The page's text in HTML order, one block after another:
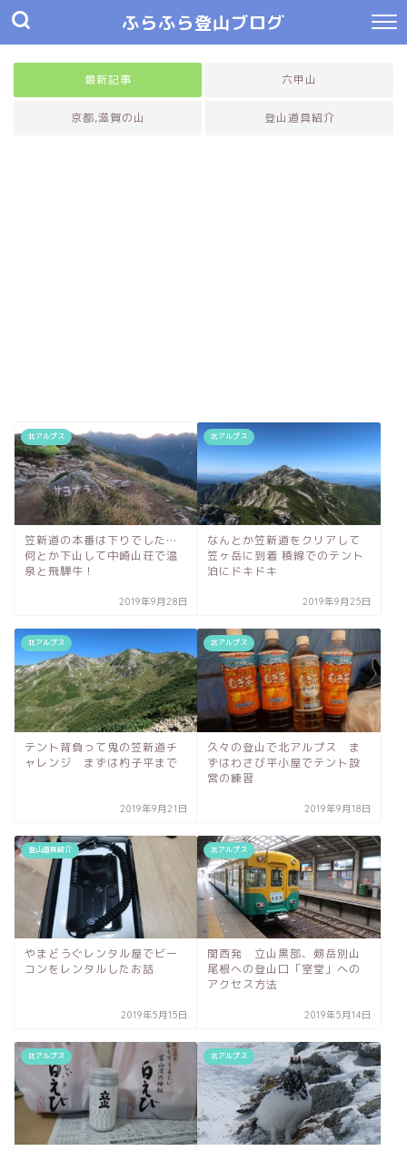
ふらふら登山ブログ
最新記事 六甲山
京都,滋賀の山 登山道具紹介
北アルプス
笠新道の本番は下りでした…
何とか下山して中崎山荘で温
泉と飛騨牛！
2019年9月28日
北アルプス
なんとか笠新道をクリアして
笠ヶ岳に到着 稜線でのテント
泊にドキドキ
2019年9月25日
北アルプス
テント背負って鬼の笠新道チ
ャレンジ まずは杓子平まで
2019年9月21日
北アルプス
久々の登山で北アルプス ま
ずはわさび平小屋でテント設
営の練習
2019年9月18日
登山道具紹介
やまどうぐレンタル屋でビー
コンをレンタルしたお話
2019年5月15日
北アルプス
関西発 立山黒部、剱岳別山
尾根への登山口「室堂」への
アクセス方法
2019年5月14日
北アルプス 北アルプス